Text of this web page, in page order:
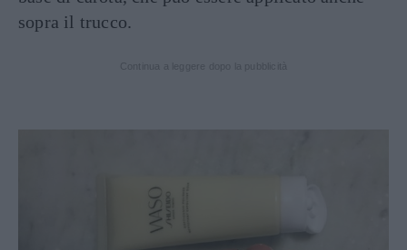
sopra il trucco.